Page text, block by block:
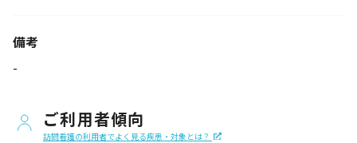
備考
-
ご利用者傾向
訪問看護の利用者でよく見る疾患・対象とは？